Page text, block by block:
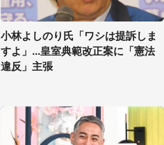
小林よしのり氏「ワシは提訴しま
すよ」...皇室典範改正案に「憲法
違反」主張